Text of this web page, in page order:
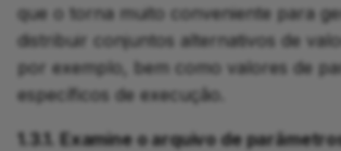
que o torna muito conveniente para
distribuir conjuntos alternativos de
por exemplo, bem como valores de
específicos de execução.
1.3.1. Examine o arquivo de